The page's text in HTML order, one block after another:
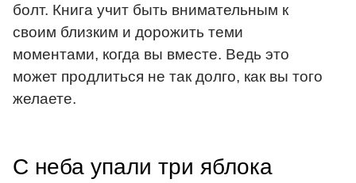
болт. Книга учит быть внимательным к
своим близким и дорожить теми
моментами, когда вы вместе. Ведь это
может продлиться не так долго, как вы того
желаете.
С неба упали три яблока